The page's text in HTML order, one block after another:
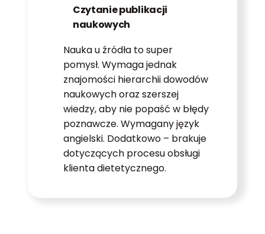
Czytanie publikacji
naukowych
Nauka u źródła to super
pomysł. Wymaga jednak
znajomości hierarchii dowodów
naukowych oraz szerszej
wiedzy, aby nie popaść w błędy
poznawcze. Wymagany język
angielski. Dodatkowo – brakuje
dotyczących procesu obsługi
klienta dietetycznego.